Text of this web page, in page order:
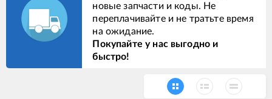
новые запчасти и коды. Не
переплачивайте и не тратьте время
на ожидание.
Покупайте у нас выгодно и
быстро!